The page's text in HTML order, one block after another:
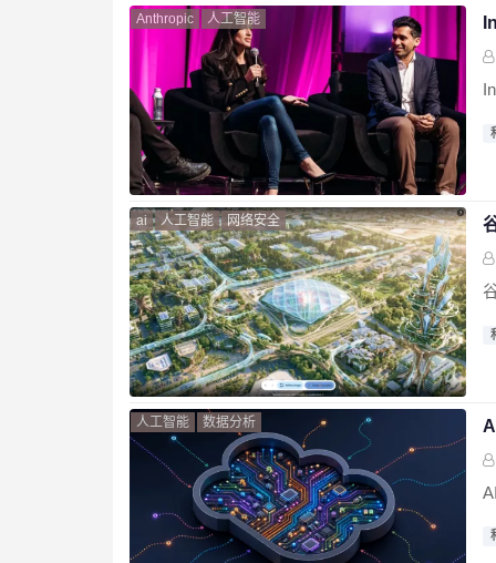
Anthropic 人工智能
ai 人工智能 网络安全
人工智能 数据分析